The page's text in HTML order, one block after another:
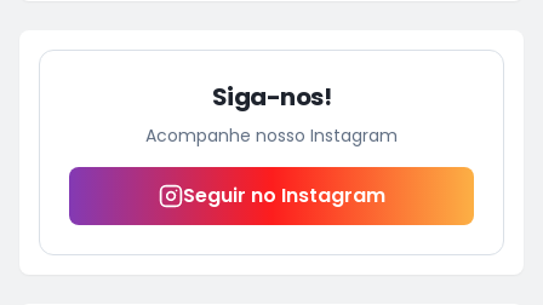
Siga-nos!
Acompanhe nosso Instagram
Seguir no Instagram